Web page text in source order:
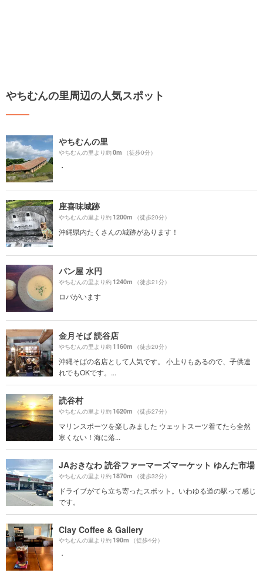
やちむんの里周辺の人気スポット
やちむんの里
やちむんの里より約0m （徒歩0分）
・
座喜味城跡
やちむんの里より約1200m （徒歩20分）
沖縄県内たくさんの城跡があります！
パン屋 水円
やちむんの里より約1240m （徒歩21分）
ロバがいます
金月そば 読谷店
やちむんの里より約1160m （徒歩20分）
沖縄そばの名店として人気です。 小上りもあるので、子供連
れでもOKです。...
読谷村
やちむんの里より約1620m （徒歩27分）
マリンスポーツを楽しみました ウェットスーツ着てたら全然
寒くない！海に落...
JAおきなわ 読谷ファーマーズマーケット ゆんた市場
やちむんの里より約1870m （徒歩32分）
ドライブがてら立ち寄ったスポット。いわゆる道の駅って感じ
です。
Clay Coffee & Gallery
やちむんの里より約190m （徒歩4分）
・